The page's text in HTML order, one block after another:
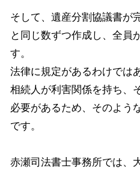
そして、遺産分割協議書が
と同じ数ずつ作成し、全員
す。
法律に規定があるわけでは
相続人が利害関係を持ち、
必要があるため、そのよう
です。
赤瀬司法書士事務所では、